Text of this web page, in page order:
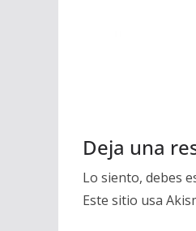
Deja una
Lo siento, debes
Este sitio usa